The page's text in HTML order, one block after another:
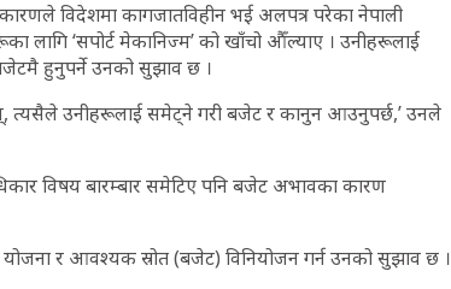
विदेशमा कागजातविहीन भई अलपत्र परेका नेपाली
लागि ‘सपोर्ट मेकानिज्म’ को खाँचो औँल्याए । उनीहरूलाई
हुनुपर्ने उनको सुझाव छ ।
त्यसैले उनीहरूलाई समेट्ने गरी बजेट र कानुन आउनुपर्छ,’ उनले
विषय बारम्बार समेटिए पनि बजेट अभावका कारण
र आवश्यक स्रोत (बजेट) विनियोजन गर्न उनको सुझाव छ ।